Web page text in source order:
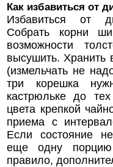
Как избавиться от
Избавиться от
Собрать корни
возможности
высушить. Хранить
(измельчать не
три корешка
кастрюльке до
цвета крепкой
приема с
Если состояние
еще одну
правило,